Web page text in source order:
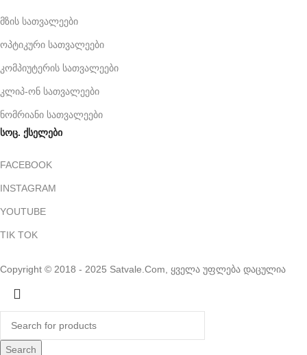
მზის სათვალეები
ოპტიკური სათვალეები
კომპიუტერის სათვალეები
კლიპ-ონ სათვალეები
ნომრიანი სათვალეები
სოც. ქსელები
FACEBOOK
INSTAGRAM
YOUTUBE
TIK TOK
Copyright © 2018 - 2025 Satvale.Com, ყველა უფლება დაცულია
Search